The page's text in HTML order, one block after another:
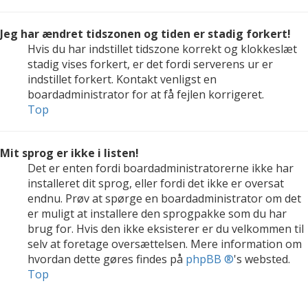
Jeg har ændret tidszonen og tiden er stadig forkert!
Hvis du har indstillet tidszone korrekt og klokkeslæt
stadig vises forkert, er det fordi serverens ur er
indstillet forkert. Kontakt venligst en
boardadministrator for at få fejlen korrigeret.
Top
Mit sprog er ikke i listen!
Det er enten fordi boardadministratorerne ikke har
installeret dit sprog, eller fordi det ikke er oversat
endnu. Prøv at spørge en boardadministrator om det
er muligt at installere den sprogpakke som du har
brug for. Hvis den ikke eksisterer er du velkommen til
selv at foretage oversættelsen. Mere information om
hvordan dette gøres findes på phpBB ®'s websted.
Top